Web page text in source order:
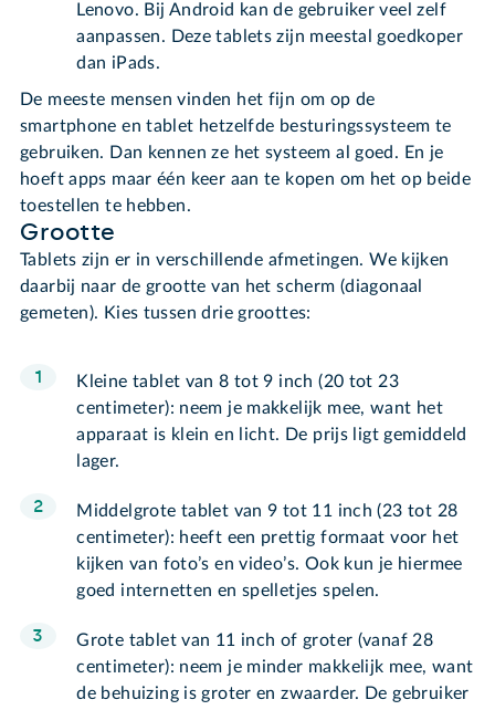
Lenovo. Bij Android kan de gebruiker veel zelf
aanpassen. Deze tablets zijn meestal goedkoper
dan iPads.
De meeste mensen vinden het fijn om op de
smartphone en tablet hetzelfde besturingssysteem te
gebruiken. Dan kennen ze het systeem al goed. En je
hoeft apps maar één keer aan te kopen om het op beide
toestellen te hebben.
Grootte
Tablets zijn er in verschillende afmetingen. We kijken
daarbij naar de grootte van het scherm (diagonaal
gemeten). Kies tussen drie groottes:
Kleine tablet van 8 tot 9 inch (20 tot 23
centimeter): neem je makkelijk mee, want het
apparaat is klein en licht. De prijs ligt gemiddeld
lager.
Middelgrote tablet van 9 tot 11 inch (23 tot 28
centimeter): heeft een prettig formaat voor het
kijken van foto’s en video’s. Ook kun je hiermee
goed internetten en spelletjes spelen.
Grote tablet van 11 inch of groter (vanaf 28
centimeter): neem je minder makkelijk mee, want
de behuizing is groter en zwaarder. De gebruiker